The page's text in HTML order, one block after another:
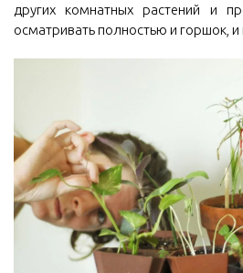
других комнатных растений и
осматривать полностью и горшок, и